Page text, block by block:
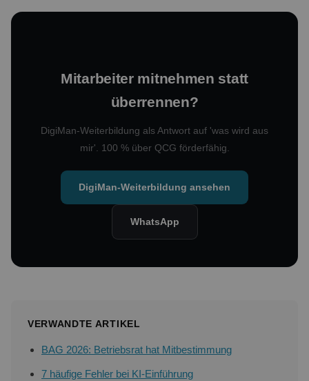
Mitarbeiter mitnehmen statt
überrennen?
DigiMan-Weiterbildung als Antwort auf 'was wird aus
mir'. 100 % über QCG förderfähig.
DigiMan-Weiterbildung ansehen
WhatsApp
VERWANDTE ARTIKEL
BAG 2026: Betriebsrat hat Mitbestimmung
7 häufige Fehler bei KI-Einführung